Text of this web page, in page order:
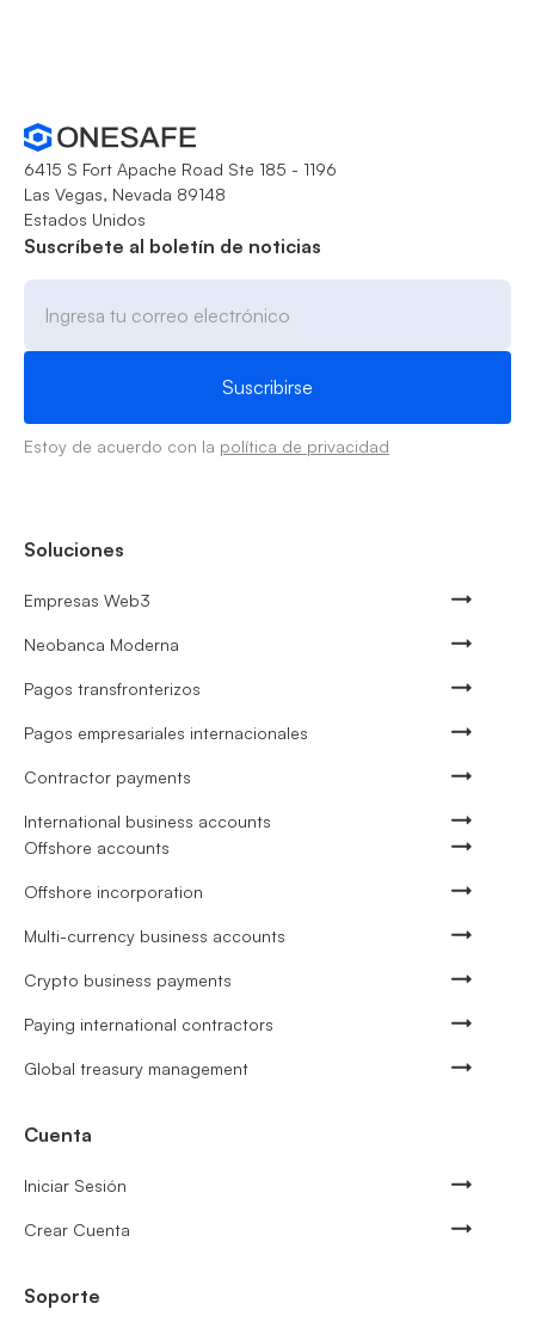
6415 S Fort Apache Road Ste 185 - 1196
Las Vegas, Nevada 89148
Estados Unidos
Suscríbete al boletín de noticias
Estoy de acuerdo con la política de privacidad
Soluciones
Empresas Web3
Neobanca Moderna
Pagos transfronterizos
Pagos empresariales internacionales
Contractor payments
International business accounts
Offshore accounts
Offshore incorporation
Multi-currency business accounts
Crypto business payments
Paying international contractors
Global treasury management
Cuenta
Iniciar Sesión
Crear Cuenta
Soporte